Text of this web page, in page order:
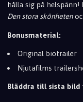
hålla sig på helspänn!
Den stora skönheten
Bonusmaterial:
Original biotrailer
Njutafilms
Bläddra till sista